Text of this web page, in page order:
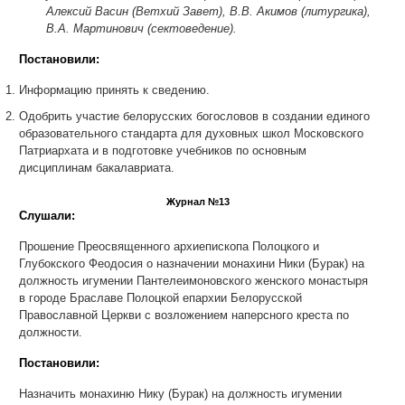
Алексий Васин (Ветхий Завет), В.В. Акимов (литургика),
В.А. Мартинович (сектоведение).
Постановили:
Информацию принять к сведению.
Одобрить участие белорусских богословов в создании единого
образовательного стандарта для духовных школ Московского
Патриархата и в подготовке учебников по основным
дисциплинам бакалавриата.
Журнал №13
Слушали:
Прошение Преосвященного архиепископа Полоцкого и
Глубокского Феодосия о назначении монахини Ники (Бурак) на
должность игумении Пантелеимоновского женского монастыря
в городе Браславе Полоцкой епархии Белорусской
Православной Церкви с возложением наперсного креста по
должности.
Постановили:
Назначить монахиню Нику (Бурак) на должность игумении